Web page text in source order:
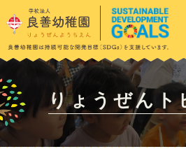
このページの本文へ
りょうぜんト